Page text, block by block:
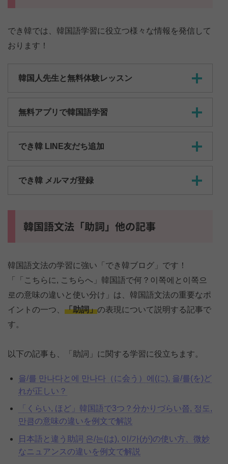
でき韓では、韓国語学習に役立つ様々な情報を発信して
おります！
韓国人先生と無料体験レッスン
無料アプリで韓国語学習
でき韓 LINE友だち追加
でき韓 メルマガ登録
韓国語文法「助詞」他の記事
韓国語文法の学習に強い「でき韓ブログ」です！
「「こちらに, こちらへ」韓国語で何？이쪽에と이쪽으
로の意味の違いと使い分け」は、韓国語文法の重要なポ
イントの一つ、 「助詞」の表現について説明する記事で
す。
以下の記事も、「助詞」に関する学習に役立ちます。
을/를 만나다と에 만나다（に会う）에(に), 을/를(を)ど
れが正しい？
「くらい, ほど」韓国語で3つ？分かりづらい쯤, 정도,
만큼の意味の違いを例文で解説
日本語と違う助詞 은/는(は), 이/가(が)の使い方、微妙
なニュアンスの違いを例文で解説